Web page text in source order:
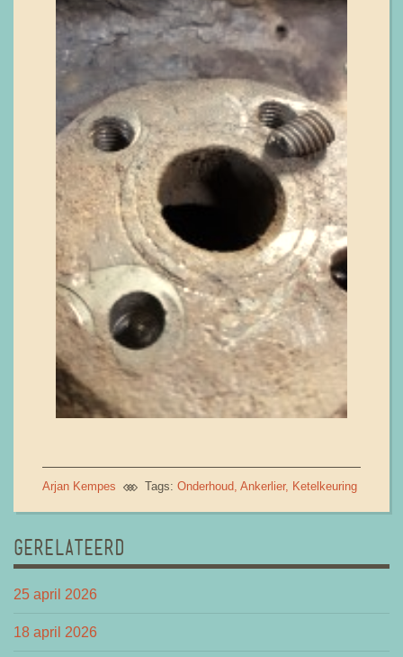
Arjan Kempes Tags: Onderhoud Ankerlier Ketelkeuring
GERELATEERD
25 april 2026
18 april 2026